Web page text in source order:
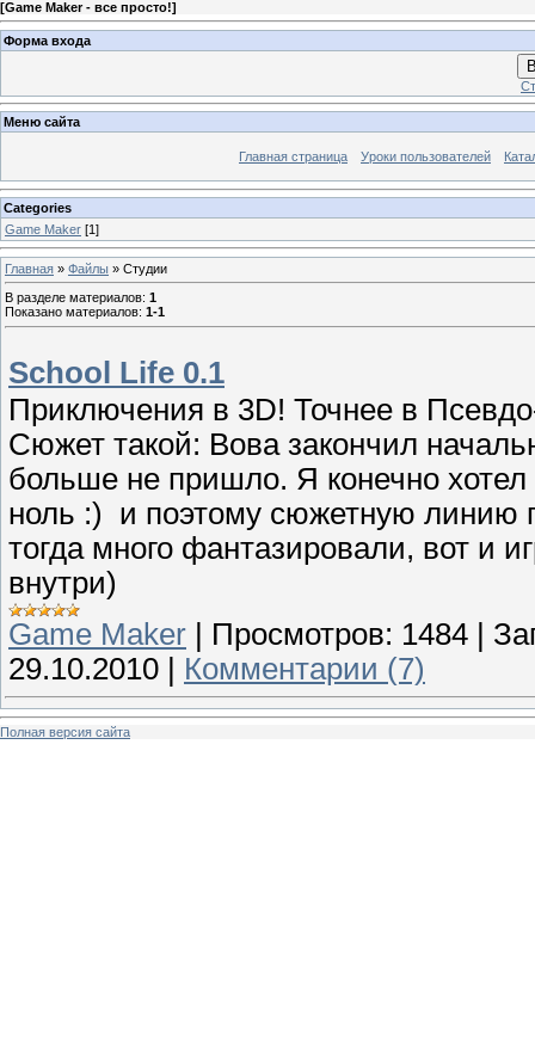
[Game Maker - все просто!]
Форма входа
Меню сайта
Главная страница Уроки пользователей
Categories
Game Maker [1]
Главная » Файлы » Студии
В разделе материалов: 1
Показано материалов: 1-1
School Life 0.1
Приключения в 3D! Точнее в
Сюжет такой: Вова закончил
больше не пришло. Я конечно хотел
ноль :) и поэтому сюжетную линию
тогда много фантазировали, вот и
внутри)
Game Maker | Просмотров: 1484 |
29.10.2010 | Комментарии (7)
Полная версия сайта